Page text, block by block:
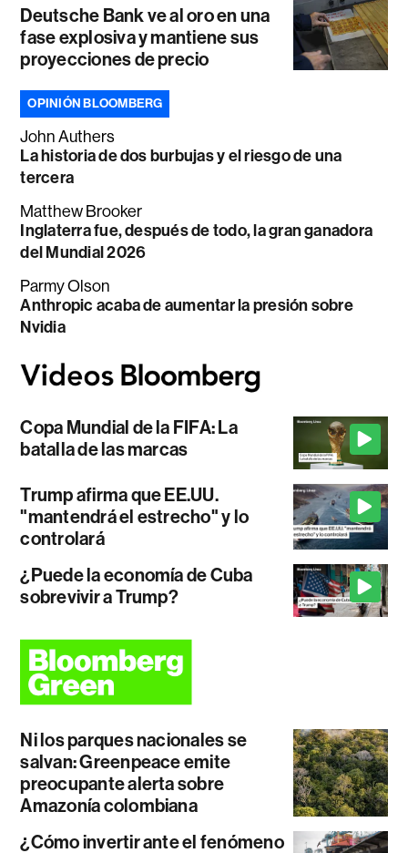
Deutsche Bank ve al oro en una
fase explosiva y mantiene sus
proyecciones de precio
OPINIÓN BLOOMBERG
John Authers
La historia de dos burbujas y el riesgo de una
tercera
Matthew Brooker
Inglaterra fue, después de todo, la gran ganadora
del Mundial 2026
Parmy Olson
Anthropic acaba de aumentar la presión sobre
Nvidia
Copa Mundial de la FIFA: La
batalla de las marcas
Trump afirma que EE.UU.
"mantendrá el estrecho" y lo
controlará
¿Puede la economía de Cuba
sobrevivir a Trump?
Ni los parques nacionales se
salvan: Greenpeace emite
preocupante alerta sobre
Amazonía colombiana
¿Cómo invertir ante el fenómeno